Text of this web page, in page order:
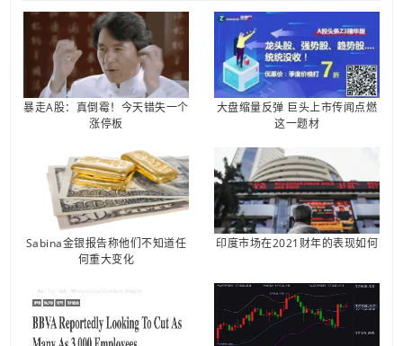
暴走A股：真倒霉！今天错失一个
涨停板
大盘缩量反弹 巨头上市传闻点燃
这一题材
Sabina金银报告称他们不知道任
何重大变化
印度市场在2021财年的表现如何